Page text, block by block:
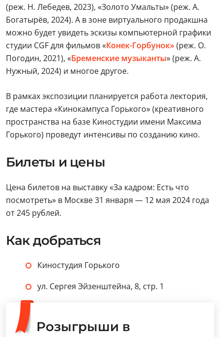
(реж. Н. Лебедев, 2023), «Золото Умальты» (реж. А.
Богатырёв, 2024). А в зоне виртуального продакшна
можно будет увидеть эскизы компьютерной графики
студии CGF для фильмов «Конек-Горбунок»(реж. О.
Погодин, 2021), «Бременские музыканты» (реж. А.
Нужный, 2024) и многое другое.
В рамках экспозиции планируется работа лектория,
где мастера «Кинокампуса Горького» (креативного
пространства на базе Киностудии имени Максима
Горького) проведут интенсивы по созданию кино.
Билеты и цены
Цена билетов на выставку «За кадром: Есть что
посмотреть» в Москве 31 января — 12 мая 2024 года
от 245 рублей.
Как добраться
Киностудия Горького
ул. Сергея Эйзенштейна, 8, стр. 1
Розыгрыши в